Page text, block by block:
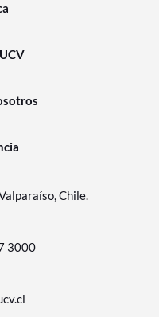
Chile.
3000